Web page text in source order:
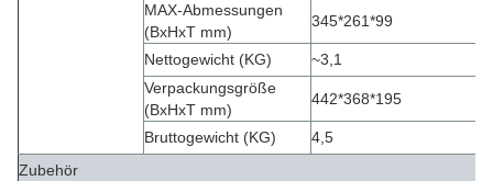
MAX-Abmessungen
(BxHxT mm)
345*261*99
Nettogewicht (KG)
~3,1
Verpackungsgröße
(BxHxT mm)
442*368*195
Bruttogewicht (KG)
4,5
Zubehör